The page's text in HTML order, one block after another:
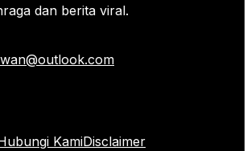
dan berita viral.
KamiDisclaimer